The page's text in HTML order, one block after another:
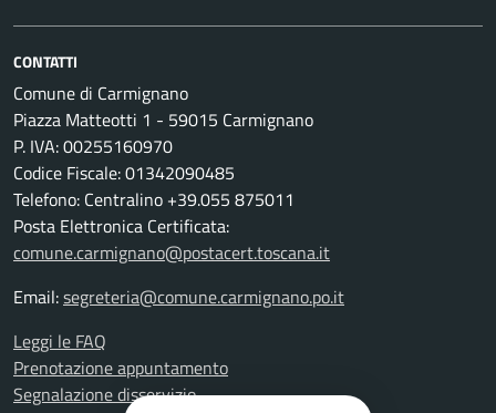
CONTATTI
Comune di Carmignano
Piazza Matteotti 1 - 59015 Carmignano
P. IVA: 00255160970
Codice Fiscale: 01342090485
Telefono: Centralino +39.055 875011
Posta Elettronica Certificata:
comune.carmignano@postacert.toscana.it
Email:segreteria@comune.carmignano.po.it
Leggi le FAQ
Prenotazione appuntamento
Segnalazione disservizio